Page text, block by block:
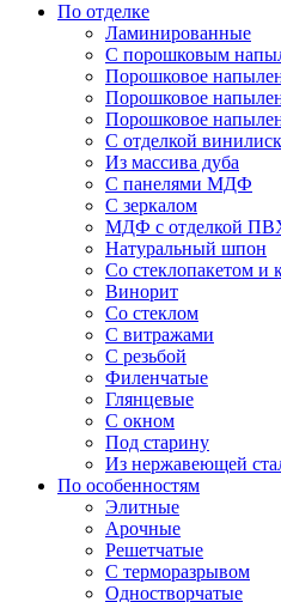
По отделке
Ламинированные
С порошковым
Порошковое
Порошковое
Порошковое
С отделкой
Из массива дуба
С панелями МДФ
С зеркалом
МДФ с отделкой
Натуральный шпон
Со стеклопакетом и
Винорит
Со стеклом
С витражами
С резьбой
Филенчатые
Глянцевые
С окном
Под старину
Из нержавеющей
По особенностям
Элитные
Арочные
Решетчатые
С терморазрывом
Одностворчатые